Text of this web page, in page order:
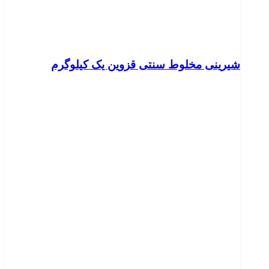
شیرینی مخلوط سنتی قزوین یک کیلوگرم